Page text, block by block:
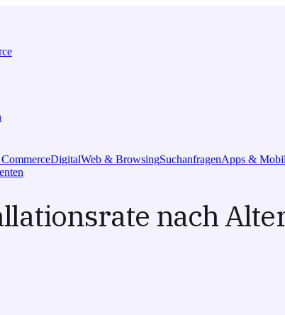
DigitalWeb & BrowsingSuchanfragenApps &
nach